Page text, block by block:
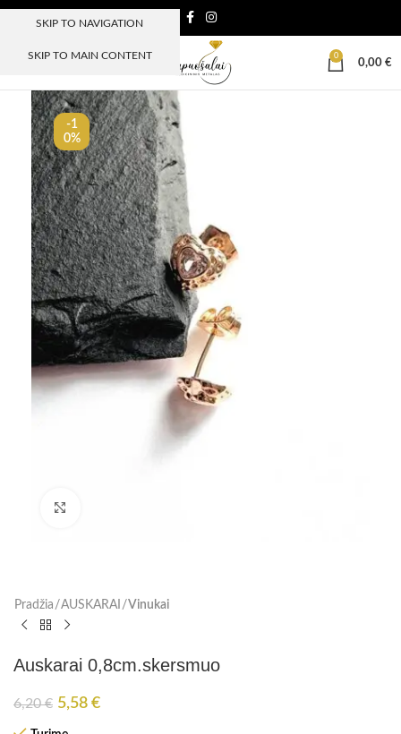
SKIP TO NAVIGATION
SKIP TO MAIN CONTENT
MENIU
0
0,00 €
-1
0%
Pradžia AUSKARAI Vinukai
Auskarai 0,8cm.skersmuo
6,20€ 5,58 €